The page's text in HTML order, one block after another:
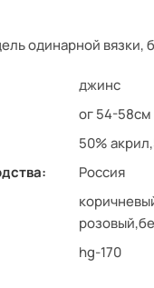
одинарной вязки,
джинс
ог 54-58см
50%
Россия
hg-170